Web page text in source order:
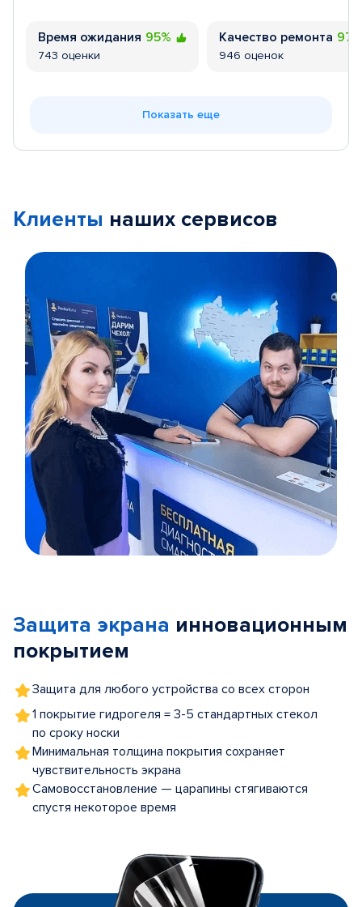
Время ожидания 95%
743 оценки
Качество ремонта
946 оценок
Показать еще
Клиенты наших сервисов
5
Защита экрана инновационным
покрытием
Защита для любого устройства со всех сторон
1 покрытие гидрогеля = 3-5 стандартных стекол
по сроку носки
Минимальная толщина покрытия сохраняет
чувствительность экрана
Самовосстановление — царапины стягиваются
спустя некоторое время